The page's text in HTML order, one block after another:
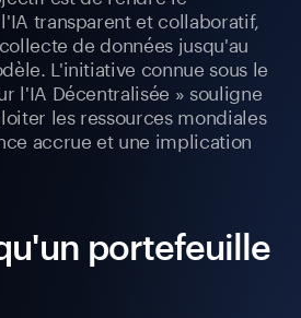
transparent et collaboratif,
de données jusqu'au
L'initiative connue sous le
l'IA Décentralisée » souligne
les ressources mondiales
accrue et une implication
portefeuille